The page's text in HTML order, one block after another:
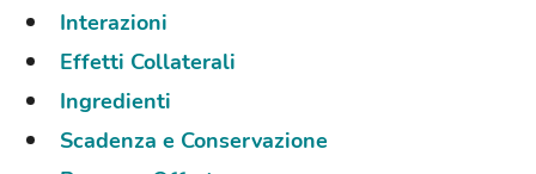
Interazioni
Effetti Collaterali
Ingredienti
Scadenza e Conservazione